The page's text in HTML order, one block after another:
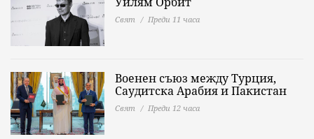
Свят Преди 11 часа
Военен съюз между Турция,
Саудитска Арабия и Пакистан
Свят Преди 12 часа